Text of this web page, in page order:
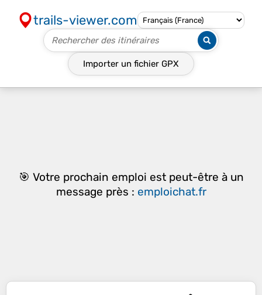
trails-viewer.com
Importer un fichier GPX
🎯 Votre prochain emploi est peut-être à un
message près : emploichat.fr